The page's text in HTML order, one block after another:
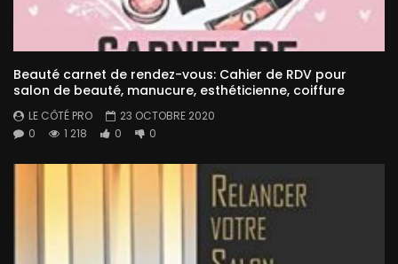
Beauté carnet de rendez-vous: Cahier de RDV pour
salon de beauté, manucure, esthéticienne, coiffure
LE CÔTÉ PRO
23 OCTOBRE 2020
0
1 218 0 0